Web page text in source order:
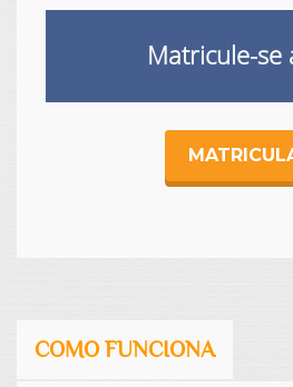
Matricule-se
COMO FUNCIONA